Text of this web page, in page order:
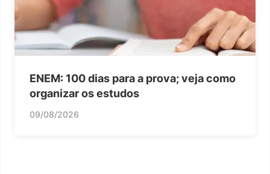
ENEM: 100 dias para a prova; veja como
organizar os estudos
09/08/2026